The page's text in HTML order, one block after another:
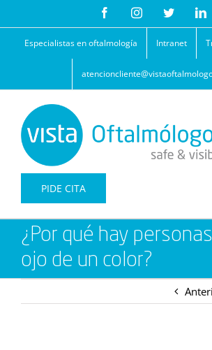
contenido
FacebookInstagramTwitter
Especialistas en oftalmología Intranet
PIDE CITA
¿Por qué hay
ojo de un color?